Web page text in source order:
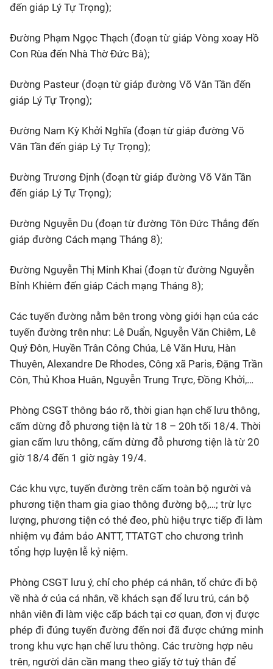
đến giáp Lý Tự Trọng);
Đường Phạm Ngọc Thạch (đoạn từ giáp Vòng xoay Hồ
Con Rùa đến Nhà Thờ Đức Bà);
Đường Pasteur (đoạn từ giáp đường Võ Văn Tần đến
giáp Lý Tự Trọng);
Đường Nam Kỳ Khởi Nghĩa (đoạn từ giáp đường Võ
Văn Tần đến giáp Lý Tự Trọng);
Đường Trương Định (đoạn từ giáp đường Võ Văn Tần
đến giáp Lý Tự Trọng);
Đường Nguyễn Du (đoạn từ đường Tôn Đức Thắng đến
giáp đường Cách mạng Tháng 8);
Đường Nguyễn Thị Minh Khai (đoạn từ đường Nguyễn
Bỉnh Khiêm đến giáp Cách mạng Tháng 8);
Các tuyến đường nằm bên trong vòng giới hạn của các
tuyến đường trên như: Lê Duẩn, Nguyễn Văn Chiêm, Lê
Quý Đôn, Huyền Trân Công Chúa, Lê Văn Hưu, Hàn
Thuyên, Alexandre De Rhodes, Công xã Paris, Đặng Trần
Côn, Thủ Khoa Huân, Nguyễn Trung Trực, Đồng Khởi,…
Phòng CSGT thông báo rõ, thời gian hạn chế lưu thông,
cấm dừng đỗ phương tiện là từ 18 – 20h tối 18/4. Thời
gian cấm lưu thông, cấm dừng đỗ phương tiện là từ 20
giờ 18/4 đến 1 giờ ngày 19/4.
Các khu vực, tuyến đường trên cấm toàn bộ người và
phương tiện tham gia giao thông đường bộ,…; trừ lực
lượng, phương tiện có thẻ đeo, phù hiệu trực tiếp đi làm
nhiệm vụ đảm bảo ANTT, TTATGT cho chương trình
tổng hợp luyện lễ kỷ niệm.
Phòng CSGT lưu ý, chỉ cho phép cá nhân, tổ chức đi bộ
về nhà ở của cá nhân, về khách sạn để lưu trú, cán bộ
nhân viên đi làm việc cấp bách tại cơ quan, đơn vị được
phép đi đúng tuyến đường đến nơi đã được chứng minh
trong khu vực hạn chế lưu thông. Các trường hợp nêu
trên, người dân cần mang theo giấy tờ tuỳ thân để